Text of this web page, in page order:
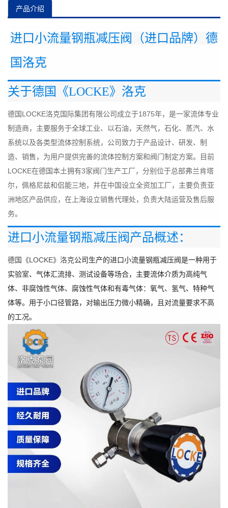
产品介绍
进口小流量钢瓶减压阀（进口品牌）德
国洛克
关于德国《LOCKE》洛克
德国LOCKE洛克国际集团有限公司成立于1875年，是一家流体专业
制造商，主要服务于全球工业、以石油，天然气，石化、蒸汽、水
系统以及各类型流体控制系统，公司致力于产品设计、研发、制
造、销售，为用户提供完善的流体控制方案和阀门制定方案。目前
LOCKE在德国本土拥有3家阀门生产工厂，分别位于总部弗兰肯塔
尔，佩格尼兹和侣能三地，并在中国设立全资加工厂，主要负责亚
洲地区产品供应，在上海设立销售代理处，负责大陆运营及售后服
务。
进口小流量钢瓶减压阀产品概述：
德国《LOCKE》洛克公司生产的进口小流量钢瓶减压阀是一种用于
实验室、气体汇流排、测试设备等场合，主要流体介质为高纯气
体、非腐蚀性气体、腐蚀性气体和有毒气体：氧气、氢气、特种气
体等。用于小口径管路，对输出压力微小精确，且对流量要求不高
的工况。